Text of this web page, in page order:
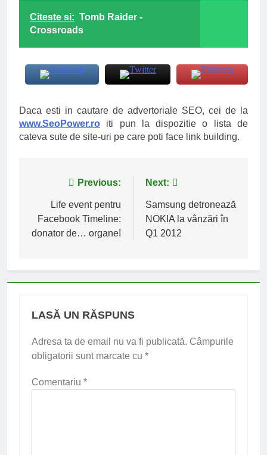
Citeste si: Tomb Raider -
Crossroads
Daca esti in cautare de advertoriale SEO, cei de la
www.SeoPower.ro iti pun la dispozitie o lista de
cateva sute de site-uri pe care poti face link building.
Navigare
articole
Previous:
Life event pentru
Facebook Timeline:
donator de… organe!
Next:
Samsung detronează
NOKIA la vânzări în
Q1 2012
LASĂ UN RĂSPUNS
Adresa ta de email nu va fi publicată. Câmpurile
obligatorii sunt marcate cu *
Comentariu *